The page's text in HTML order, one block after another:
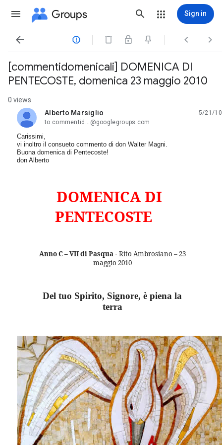
Groups Sign in
   
[commentidomenicali] DOMENICA DI
PENTECOSTE, domenica 23 maggio 2010
0 views
Alberto Marsiglio
unread,
5/21/10
to commentid...@googlegroups.com
Carissimi,
vi inoltro il consueto commento di don Walter Magni.
Buona domenica di Pentecoste!
don Alberto
DOMENICA DI
PENTECOSTE
Anno C – VII di Pasqua - Rito Ambrosiano – 23
maggio 2010
Del tuo Spirito, Signore, è piena la
terra